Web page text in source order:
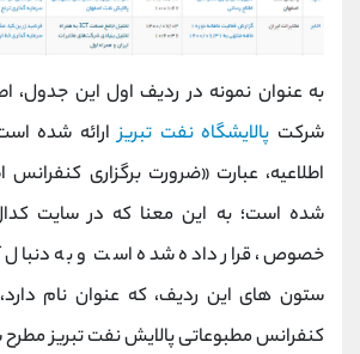
به عنوان نمونه در ردیف اول این جدول،
شرکت پالایشگاه نفت تبریزارائه شده
اطلاعیه، عبارت «ضرورت برگزاری کنفرانس
شده است؛ به این معنا که در سایت
خصوص، قرار داده شده است و به دنبال
ستون های این ردیف، که عنوان نام
کنفرانس مطبوعاتی پالایش نفت تبریز